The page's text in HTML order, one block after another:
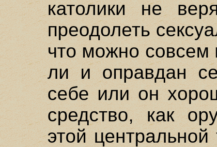
католики не
преодолеть
что можно совсем
ли и оправдан
себе или он
средство, как
этой